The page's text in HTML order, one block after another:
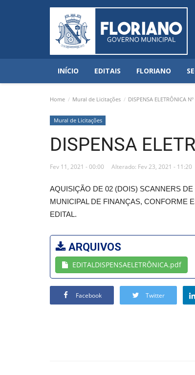
INÍCIO EDITAIS FLORIANO
Home Mural de Licitações DISPENSA ELETRÔNICA
Mural de Licitações
DISPENSA
Fev 11, 2021 - 00:00 Alterado: Fev 23, 2021 - 11:20
AQUISIÇÃO DE 02 (DOIS) SCANNERS
MUNICIPAL DE FINANÇAS, CONFORME
EDITAL.
ARQUIVOS
EDITALDISPENSAELETRÔNICA.pdf
Facebook Twitter